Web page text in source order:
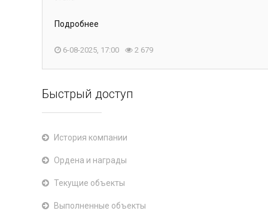
Подробнее
6-08-2025, 17:00 2 679
Быстрый доступ
История компании
Ордена и награды
Текущие объекты
Выполненные объекты